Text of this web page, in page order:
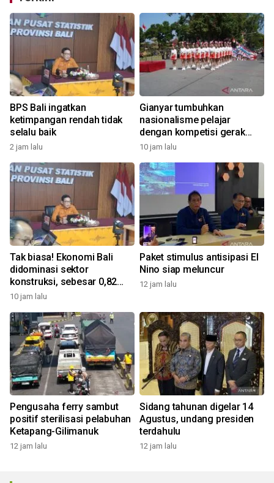
BPS Bali ingatkan
ketimpangan rendah tidak
selalu baik
2 jam lalu
Gianyar tumbuhkan
nasionalisme pelajar
dengan kompetisi gerak
jalan
10 jam lalu
Tak biasa! Ekonomi Bali
didominasi sektor
konstruksi, sebesar 0,82
persen
10 jam lalu
Paket stimulus antisipasi El
Nino siap meluncur
12 jam lalu
Pengusaha ferry sambut
positif sterilisasi pelabuhan
Ketapang-Gilimanuk
12 jam lalu
Sidang tahunan digelar 14
Agustus, undang presiden
terdahulu
12 jam lalu